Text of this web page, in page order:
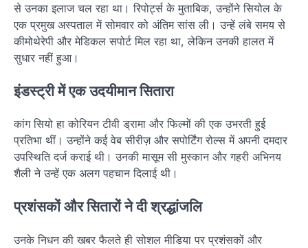
से उनका इलाज चल रहा था। रिपोर्ट्स के मुताबिक, उन्होंने सियोल के
एक प्रमुख अस्पताल में सोमवार को अंतिम सांस ली। उन्हें लंबे समय से
कीमोथेरेपी और मेडिकल सपोर्ट मिल रहा था, लेकिन उनकी हालत में
सुधार नहीं हुआ।
इंडस्ट्री में एक उदयीमान सितारा
कांग सियो हा कोरियन टीवी ड्रामा और फिल्मों की एक उभरती हुई
प्रतिभा थीं। उन्होंने कई वेब सीरीज़ और सपोर्टिंग रोल्स में अपनी दमदार
उपस्थिति दर्ज कराई थी। उनकी मासूम सी मुस्कान और गहरी अभिनय
शैली ने उन्हें एक अलग पहचान दिलाई थी।
प्रशंसकों और सितारों ने दी श्रद्धांजलि
उनके निधन की खबर फैलते ही सोशल मीडिया पर प्रशंसकों और